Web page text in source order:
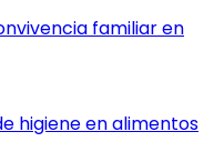
familiar en
higiene en alimentos